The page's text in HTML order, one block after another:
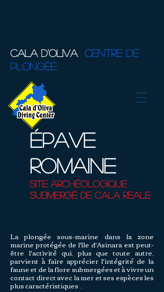
CALA D'OLIVA
CENTRE DE
PLONGÉE
Épave
romaine
Site archéologique
submergé de Cala Reale
La plongée sous-marine dans la zone
marine protégée de l'île d'Asinara est peut-
être l'activité qui, plus que toute autre,
parvient à faire apprécier l'intégrité de la
faune et de la flore submergées et à vivre un
contact direct avec la mer et ses espèces les
plus caractéristiques .